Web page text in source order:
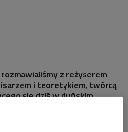
z reżyserem
i teoretykiem, twórcą
się dziś w duńskim